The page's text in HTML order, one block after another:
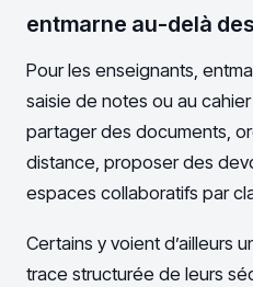
entmarne au-delà
Pour les enseignants,
saisie de notes ou au
partager des documents,
distance, proposer des
espaces collaboratifs par
Certains y voient d’ailleurs
trace structurée de leurs